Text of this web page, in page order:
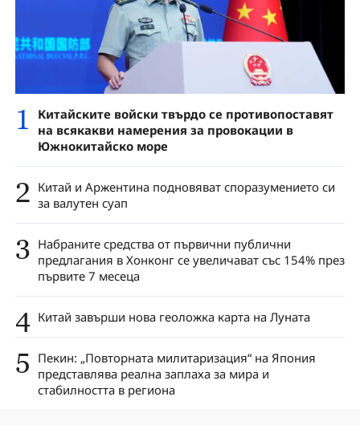
1
Китайските войски твърдо се противопоставят
на всякакви намерения за провокации в
Южнокитайско море
2 Китай и Аржентина подновяват споразумението си
за валутен суап
3 Набраните средства от първични публични
предлагания в Хонконг се увеличават със 154% през
първите 7 месеца
4 Китай завърши нова геоложка карта на Луната
5 Пекин: „Повторната милитаризация“ на Япония
представлява реална заплаха за мира и
стабилността в региона